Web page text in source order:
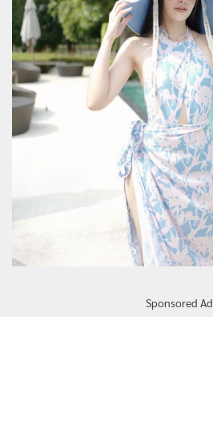
Sponsored Ad